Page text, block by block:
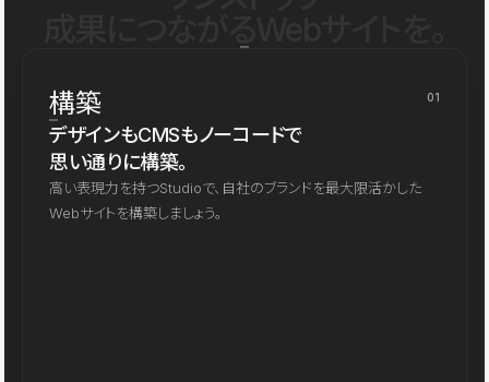
構築 01
デザインもCMSもノーコードで
思い通りに構築。
高い表現力を持つStudioで、自社のブランドを最大限活かした
Webサイトを構築しましょう。